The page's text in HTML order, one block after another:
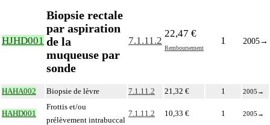
HJHD001
Biopsie rectale
par aspiration
de la
muqueuse par
sonde
7.1.11.2
22,47 €
Remboursement
1 2005→
HAHA002 Biopsie de lèvre 7.1.11.2 21,32 € 1 2005 →
HAHD001
Frottis et/ou
prélèvement intrabuccal
7.1.11.2 10,33 € 1 2005 →